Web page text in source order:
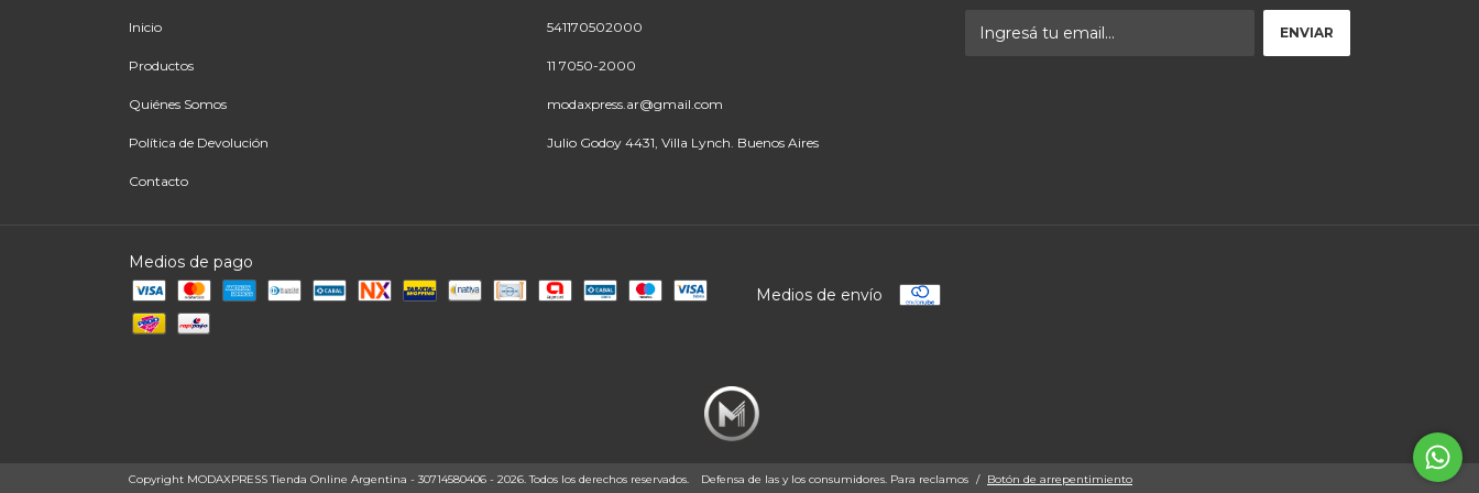
Inicio
Productos
Quiénes Somos
Política de Devolución
Contacto
541170502000
11 7050-2000
modaxpress.ar@gmail.com
Julio Godoy 4431, Villa Lynch. Buenos Aires
Medios de pago
Medios de envío
Copyright MODAXPRESS Tienda Online Argentina - 30714580406 - 2026. Todos los derechos reservados. Defensa de las y los consumidores. Para reclamos / Botón de arrepentimiento